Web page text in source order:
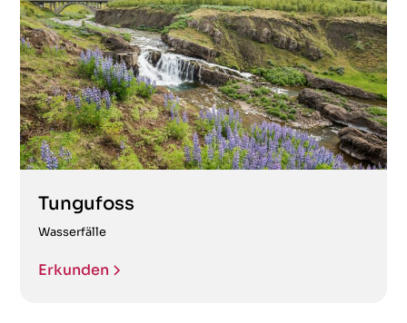
Tungufoss
Wasserfälle
Erkunden